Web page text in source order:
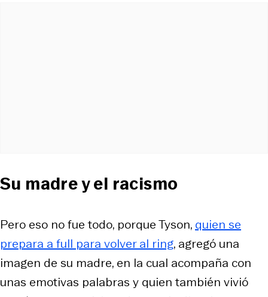
Su madre y el racismo
Pero eso no fue todo, porque Tyson, quien se
prepara a full para volver al ring, agregó una
imagen de su madre, en la cual acompaña con
unas emotivas palabras y quien también vivió